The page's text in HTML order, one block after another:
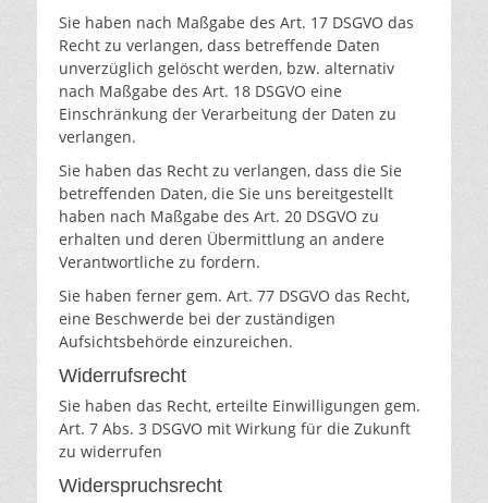
Sie haben nach Maßgabe des Art. 17 DSGVO das
Recht zu verlangen, dass betreffende Daten
unverzüglich gelöscht werden, bzw. alternativ
nach Maßgabe des Art. 18 DSGVO eine
Einschränkung der Verarbeitung der Daten zu
verlangen.
Sie haben das Recht zu verlangen, dass die Sie
betreffenden Daten, die Sie uns bereitgestellt
haben nach Maßgabe des Art. 20 DSGVO zu
erhalten und deren Übermittlung an andere
Verantwortliche zu fordern.
Sie haben ferner gem. Art. 77 DSGVO das Recht,
eine Beschwerde bei der zuständigen
Aufsichtsbehörde einzureichen.
Widerrufsrecht
Sie haben das Recht, erteilte Einwilligungen gem.
Art. 7 Abs. 3 DSGVO mit Wirkung für die Zukunft
zu widerrufen
Widerspruchsrecht